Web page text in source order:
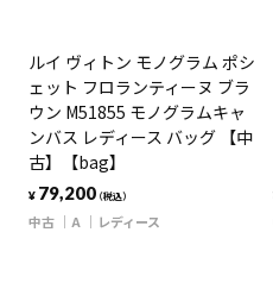
ルイ ヴィトン モノグラム ポシ
ェット フロランティーヌ ブラ
ウン M51855 モノグラムキャ
ンバス レディース バッグ 【中
古】【bag】
¥ 79,200（税込）
中古 A レディース